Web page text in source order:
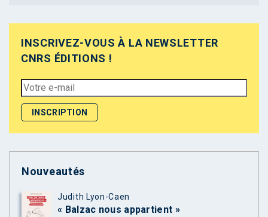
INSCRIVEZ-VOUS À LA NEWSLETTER
CNRS ÉDITIONS !
Nouveautés
Judith Lyon-Caen
« Balzac nous appartient »